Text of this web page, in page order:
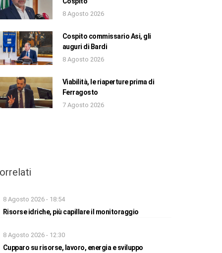
8 Agosto 2026
Cospito commissario Asi, gli
auguri di Bardi
8 Agosto 2026
Viabilità, le riaperture prima di
Ferragosto
7 Agosto 2026
8 Agosto 2026 - 18:54
Risorse idriche, più capillare il monitoraggio
8 Agosto 2026 - 12:30
Cupparo su risorse, lavoro, energia e sviluppo